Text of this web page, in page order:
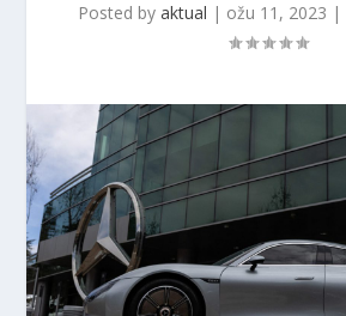
Posted by aktual | ožu 11, 2023 |